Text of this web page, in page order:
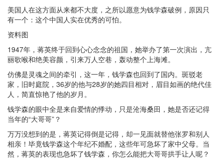
美国人在这方面从来都不大度，之所以愿意为钱学森破例，原因只
有一个：这个中国人实在优秀的可怕。
资料图
1947年，蒋英终于回到心心念念的祖国，她举办了第一次演出，亢
丽歌喉和绝美容颜，引来万人空巷，轰动整个上海滩。
仿佛是灵魂之间的牵引，这一年，钱学森也回到了国内。斑驳老
家，旧时庭院，36岁的他与28岁的她四目相对，眉目如画的绝代佳
人，简直惊艳了他的岁月。
钱学森的眼中全是来自爱情的悸动，只是沧海桑田，她是否还记得
当年的“大哥哥”？
万万没想到的是，蒋英记得倒是记得，却一见面就替他张罗和别人
相亲！毕竟钱学森这个年纪不婚配，这些年可急坏了家中父母。当
然，蒋英的表现也急坏了钱学森，你怎么能把大哥哥拱手让人呢？